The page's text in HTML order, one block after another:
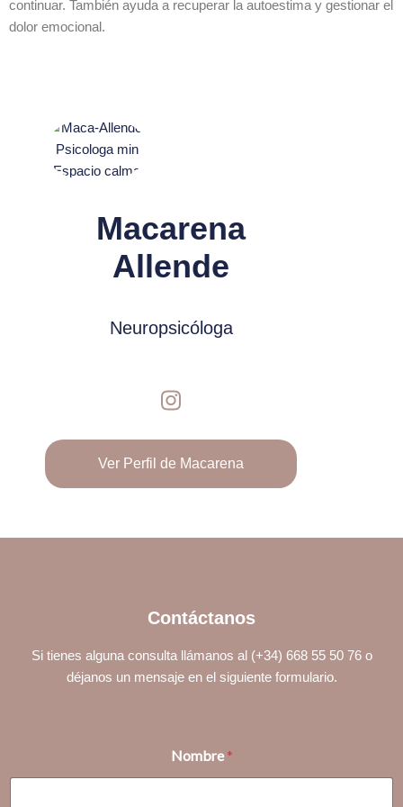
continuar. También ayuda a recuperar la autoestima y gestionar el
dolor emocional.
Macarena
Allende
Neuropsicóloga
Ver Perfil de Macarena
Contáctanos
Si tienes alguna consulta llámanos al (+34) 668 55 50 76 o
déjanos un mensaje en el siguiente formulario.
Nombre*